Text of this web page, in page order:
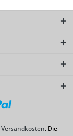
Versandkosten. Die